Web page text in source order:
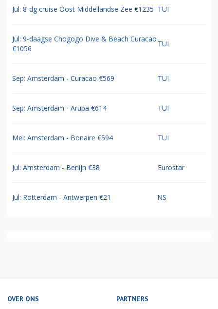
Jul: 8-dg cruise Oost Middellandse Zee €1235 TUI
Jul: 9-daagse Chogogo Dive & Beach Curacao
€1056
TUI
Sep: Amsterdam - Curacao €569 TUI
Sep: Amsterdam - Aruba €614 TUI
Mei: Amsterdam - Bonaire €594 TUI
Jul: Amsterdam - Berlijn €38 Eurostar
Jul: Rotterdam - Antwerpen €21 NS
OVER ONS PARTNERS